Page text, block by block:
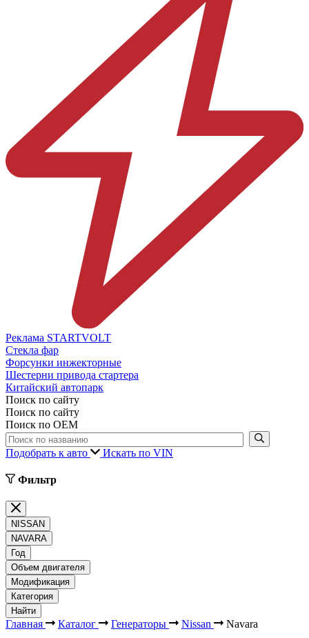
Реклама STARTVOLT
Стекла фар
Форсунки инжекторные
Шестерни привода стартера
Китайский автопарк
Поиск по сайту
Поиск по сайту
Поиск по ОЕМ
Подобрать к авто Искать по VIN
Фильтр
NISSAN
NAVARA
Год
Объем двигателя
Модификация
Категория
Найти
Главная Каталог Генераторы Nissan Navara